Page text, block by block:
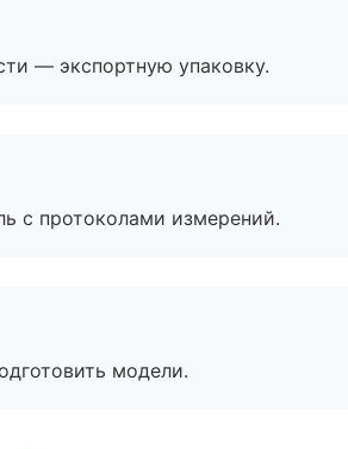
— экспортную упаковку.
с протоколами измерений.
модели.